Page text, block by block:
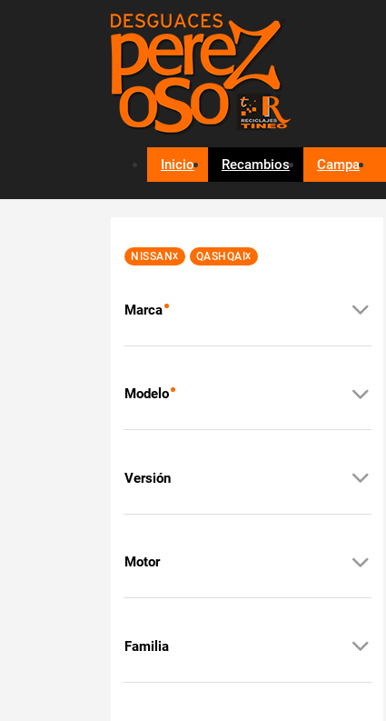
Inicio Recambios Campa
NISSANx QASHQAI x
Marca
Modelo
Versión
Motor
Familia